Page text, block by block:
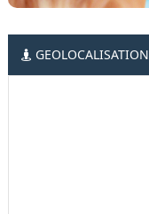
GEOLOCALISATION